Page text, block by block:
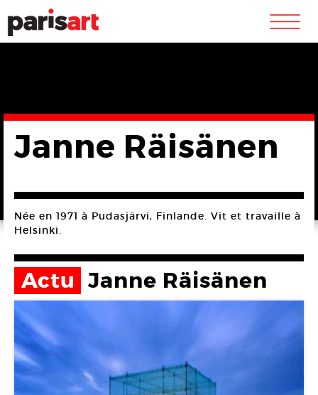
m
Janne Räisänen
Née en 1971 à Pudasjärvi, Finlande. Vit et travaille à
Helsinki.
Actu Janne Räisänen